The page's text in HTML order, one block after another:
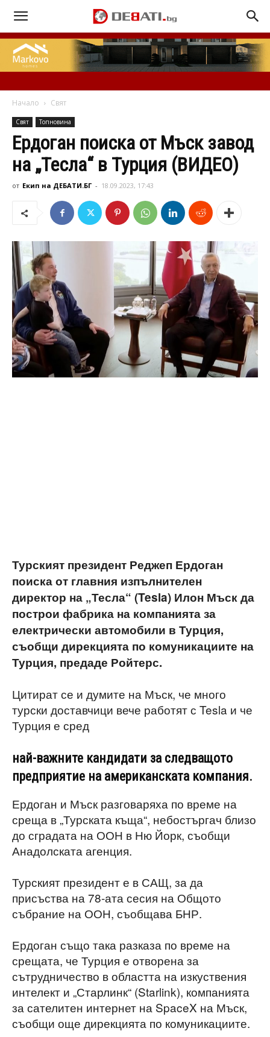
Начало Свят
Свят Топновина
Ердоган поиска от Мъск завод
на „Тесла“ в Турция (ВИДЕО)
от Екип на ДЕБАТИ.БГ - 18.09.2023, 17:43
Турският президент Реджеп Ердоган
поиска от главния изпълнителен
директор на „Тесла“ (Tesla) Илон Мъск да
построи фабрика на компанията за
електрически автомобили в Турция,
съобщи дирекцията по комуникациите на
Турция, предаде Ройтерс.
Цитират се и думите на Мъск, че много
турски доставчици вече работят с Tesla и че
Турция е сред
най-важните кандидати за следващото
предприятие на американската компания.
Ердоган и Мъск разговаряха по време на
среща в „Турската къща“, небостъргач близо
до сградата на ООН в Ню Йорк, съобщи
Анадолската агенция.
Турският президент е в САЩ, за да
присъства на 78-ата сесия на Общото
събрание на ООН, съобщава БНР.
Ердоган също така разказа по време на
срещата, че Турция е отворена за
сътрудничество в областта на изкуствения
интелект и „Старлинк“ (Starlink), компанията
за сателитен интернет на SpaceX на Мъск,
съобщи още дирекцията по комуникациите.